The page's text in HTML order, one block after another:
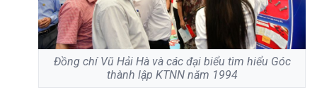
Đồng chí Vũ Hải Hà và các đại biểu tìm hiểu Góc
thành lập KTNN năm 1994